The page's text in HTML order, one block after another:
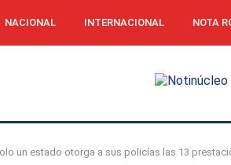
NACIONAL INTERNACIONAL NOTA
un estado otorga a sus policías las 13